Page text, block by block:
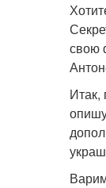
свою
Итак,